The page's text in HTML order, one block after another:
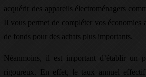
acquérir des appareils électroménagers
Il vous permet de compléter vos économies
de fonds pour des achats plus importants.
Néanmoins, il est important d’établir un
rigoureux. En effet, le taux annuel